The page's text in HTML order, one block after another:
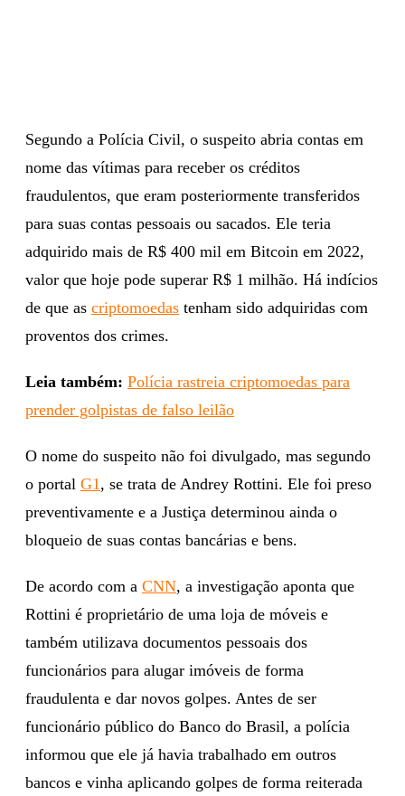
Segundo a Polícia Civil, o suspeito abria contas em
nome das vítimas para receber os créditos
fraudulentos, que eram posteriormente transferidos
para suas contas pessoais ou sacados. Ele teria
adquirido mais de R$ 400 mil em Bitcoin em 2022,
valor que hoje pode superar R$ 1 milhão. Há indícios
de que as criptomoedas tenham sido adquiridas com
proventos dos crimes.
Leia também: Polícia rastreia criptomoedas para
prender golpistas de falso leilão
O nome do suspeito não foi divulgado, mas segundo
o portal G1 , se trata de Andrey Rottini. Ele foi preso
preventivamente e a Justiça determinou ainda o
bloqueio de suas contas bancárias e bens.
De acordo com a CNN, a investigação aponta que
Rottini é proprietário de uma loja de móveis e
também utilizava documentos pessoais dos
funcionários para alugar imóveis de forma
fraudulenta e dar novos golpes. Antes de ser
funcionário público do Banco do Brasil, a polícia
informou que ele já havia trabalhado em outros
bancos e vinha aplicando golpes de forma reiterada